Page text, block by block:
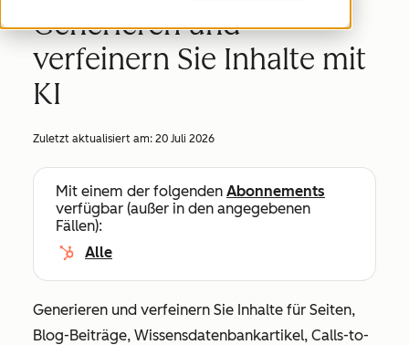
Generieren und
verfeinern Sie Inhalte mit
KI
Zuletzt aktualisiert am: 20 Juli 2026
Mit einem der folgenden Abonnements
verfügbar (außer in den angegebenen
Fällen):
Alle
Generieren und verfeinern Sie Inhalte für Seiten,
Blog-Beiträge, Wissensdatenbankartikel, Calls-to-